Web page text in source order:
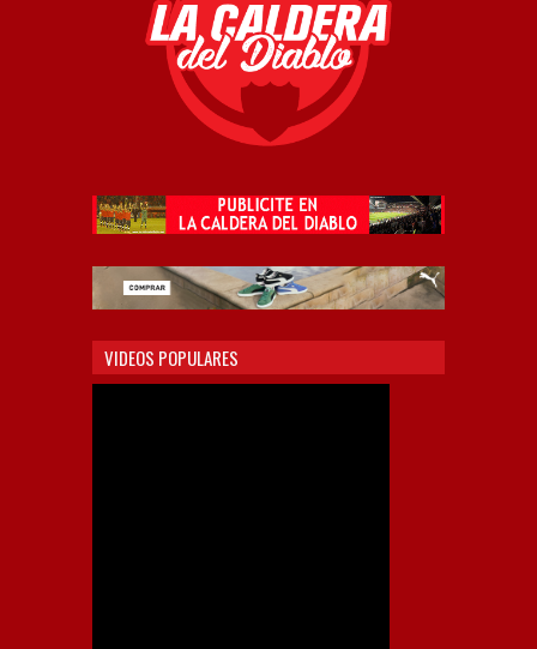
VIDEOS POPULARES